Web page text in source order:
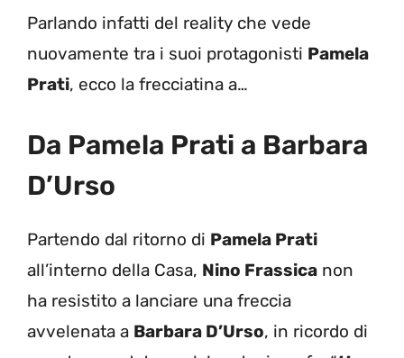
Parlando infatti del reality che vede
nuovamente tra i suoi protagonisti Pamela
Prati, ecco la frecciatina a…
Da Pamela Prati a Barbara
D’Urso
Partendo dal ritorno di Pamela Prati
all’interno della Casa, Nino Frassica non
ha resistito a lanciare una freccia
avvelenata a Barbara D’Urso, in ricordo di